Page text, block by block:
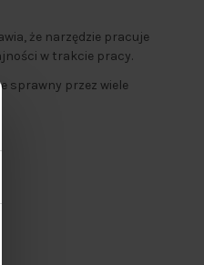
że narzędzie pracuje
w trakcie pracy.
sprawny przez wiele